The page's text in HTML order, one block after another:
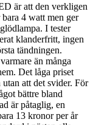
är att den verkligen
4 watt men ger
I tester
klanderfritt, ingen
tändningen.
än många
Det låga priset
att det svider. För
bättre bland
är påtaglig, en
13 kronor per år